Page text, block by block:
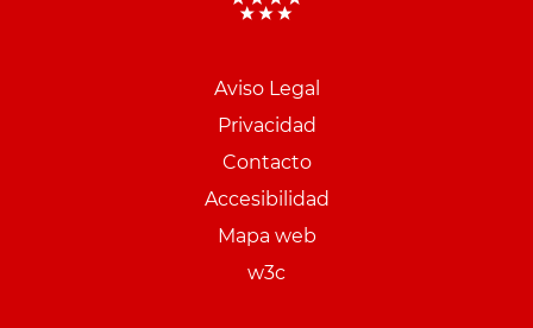
Aviso Legal
Privacidad
Contacto
Accesibilidad
Mapa web
w3c